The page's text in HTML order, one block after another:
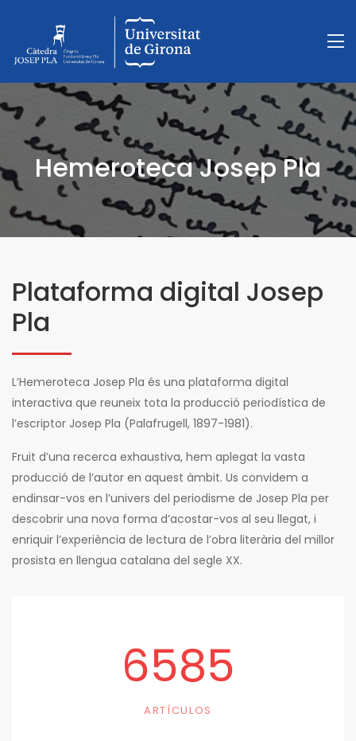
Hemeroteca Josep Pla
Plataforma digital Josep
Pla
L’Hemeroteca Josep Pla és una plataforma digital
interactiva que reuneix tota la producció periodística de
l’escriptor Josep Pla (Palafrugell, 1897-1981).
Fruit d’una recerca exhaustiva, hem aplegat la vasta
producció de l’autor en aquest àmbit. Us convidem a
endinsar-vos en l’univers del periodisme de Josep Pla per
descobrir una nova forma d’acostar-vos al seu llegat, i
enriquir l’experiència de lectura de l’obra literària del millor
prosista en llengua catalana del segle XX.
6585
ARTÍCULOS